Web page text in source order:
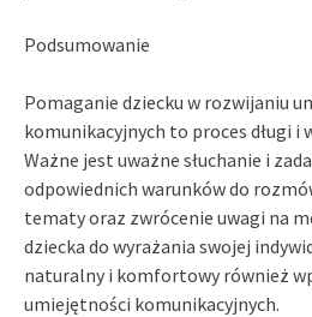
Podsumowanie
Pomaganie dziecku w rozwijaniu
komunikacyjnych to proces długi i
Ważne jest uważne słuchanie i
odpowiednich warunków do
tematy oraz zwrócenie uwagi na
dziecka do wyrażania swojej
naturalny i komfortowy również
umiejętności komunikacyjnych.